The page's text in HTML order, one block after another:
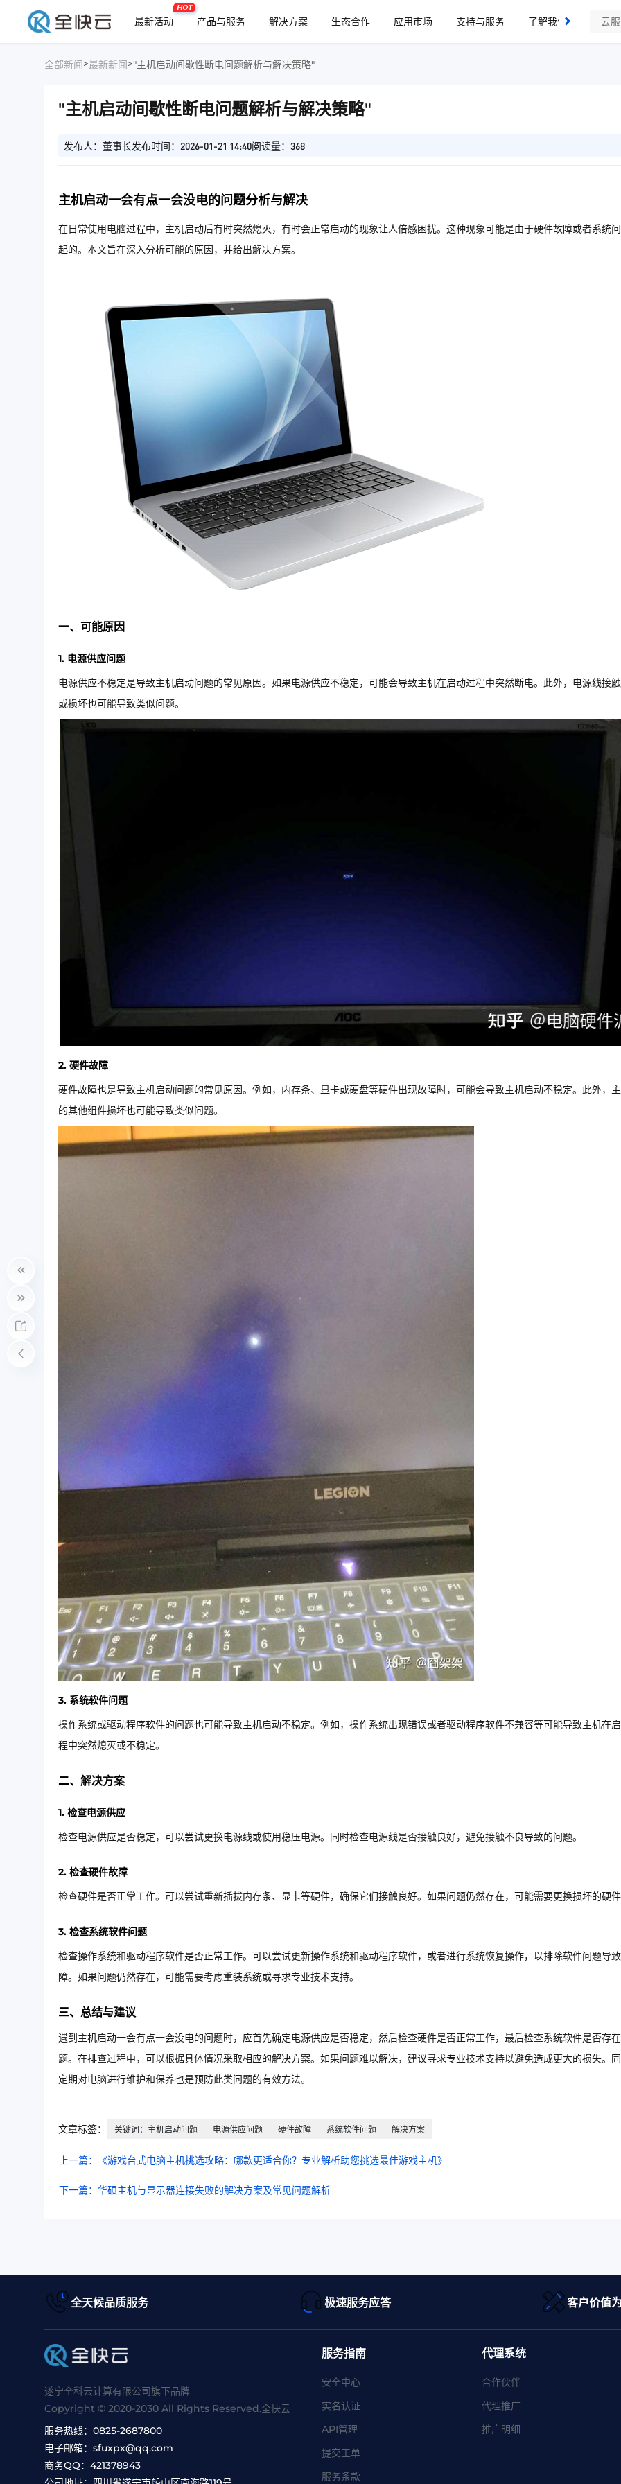
最新活动
HOT
产品与服务 解决方案 生态合作 应用市场 支持与服务 了解我们
全部新闻>最新新闻>"主机启动间歇性断电问题解析与解决策略"
"主机启动间歇性断电问题解析与解决策略"
发布人：董事长发布时间：2026-01-21 14:40阅读量：368
主机启动一会有点一会没电的问题分析与解决
在日常使用电脑过程中，主机启动后有时突然熄灭，有时会正常启动的现象让人倍感困扰。这种现象可能是由于硬件故障或者系统
起的。本文旨在深入分析可能的原因，并给出解决方案。
一、可能原因
1. 电源供应问题
电源供应不稳定是导致主机启动问题的常见原因。如果电源供应不稳定，可能会导致主机在启动过程中突然断电。此外，电源线接
或损坏也可能导致类似问题。
2. 硬件故障
硬件故障也是导致主机启动问题的常见原因。例如，内存条、显卡或硬盘等硬件出现故障时，可能会导致主机启动不稳定。此外，
的其他组件损坏也可能导致类似问题。
3. 系统软件问题
操作系统或驱动程序软件的问题也可能导致主机启动不稳定。例如，操作系统出现错误或者驱动程序软件不兼容等可能导致主机在
程中突然熄灭或不稳定。
二、解决方案
1. 检查电源供应
检查电源供应是否稳定，可以尝试更换电源线或使用稳压电源。同时检查电源线是否接触良好，避免接触不良导致的问题。
2. 检查硬件故障
检查硬件是否正常工作。可以尝试重新插拔内存条、显卡等硬件，确保它们接触良好。如果问题仍然存在，可能需要更换损坏的硬
3. 检查系统软件问题
检查操作系统和驱动程序软件是否正常工作。可以尝试更新操作系统和驱动程序软件，或者进行系统恢复操作，以排除软件问题导
障。如果问题仍然存在，可能需要考虑重装系统或寻求专业技术支持。
三、总结与建议
遇到主机启动一会有点一会没电的问题时，应首先确定电源供应是否稳定，然后检查硬件是否正常工作，最后检查系统软件是否存
题。在排查过程中，可以根据具体情况采取相应的解决方案。如果问题难以解决，建议寻求专业技术支持以避免造成更大的损失。
定期对电脑进行维护和保养也是预防此类问题的有效方法。
文章标签： 关键词：主机启动问题 电源供应问题 硬件故障 系统软件问题 解决方案
上一篇：《游戏台式电脑主机挑选攻略：哪款更适合你？专业解析助您挑选最佳游戏主机》
下一篇：华硕主机与显示器连接失败的解决方案及常见问题解析
全天候品质服务 极速服务应答 客户价值
遂宁全科云计算有限公司旗下品牌
Copyright © 2020-2030 All Rights Reserved.全快云
服务热线： 0825-2687800
电子邮箱： sfuxpx@qq.com
商务QQ： 421378943
服务指南
安全中心
实名认证
API管理
提交工单
服务条款
代理系统
合作伙伴
代理推广
推广明细